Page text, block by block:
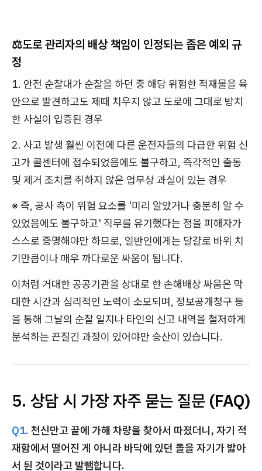
⚖️도로 관리자의 배상 책임이 인정되는 좁은 예외 규
정
1. 안전 순찰대가 순찰을 하던 중 해당 위험한 적재물을 육
안으로 발견하고도 제때 치우지 않고 도로에 그대로 방치
한 사실이 입증된 경우
2. 사고 발생 훨씬 이전에 다른 운전자들의 다급한 위험 신
고가 콜센터에 접수되었음에도 불구하고, 즉각적인 출동
및 제거 조치를 취하지 않은 업무상 과실이 있는 경우
※ 즉, 공사 측이 위험 요소를 '미리 알았거나 충분히 알 수
있었음에도 불구하고' 직무를 유기했다는 점을 피해자가
스스로 증명해야만 하므로, 일반인에게는 달걀로 바위 치
기만큼이나 매우 까다로운 싸움이 됩니다.
이처럼 거대한 공공기관을 상대로 한 손해배상 싸움은 막
대한 시간과 심리적인 노력이 소모되며, 정보공개청구 등
을 통해 그날의 순찰 일지나 타인의 신고 내역을 철저하게
분석하는 끈질긴 과정이 있어야만 승산이 있습니다.
5. 상담 시 가장 자주 묻는 질문 (FAQ)
Q1. 천신만고 끝에 가해 차량을 찾아서 따졌더니, 자기 적
재함에서 떨어진 게 아니라 바닥에 있던 돌을 자기가 밟아
서 튄 것이라고 발뺌합니다.